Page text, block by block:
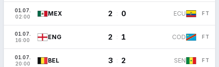
01.07.
02:00
MEX 2 : 0 ECU FT
01.07.
16:00
ENG 2 : 1 COD FT
01.07.
20:00
BEL 3 : 2 SEN FT